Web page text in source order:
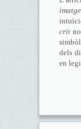
critno
dels
en